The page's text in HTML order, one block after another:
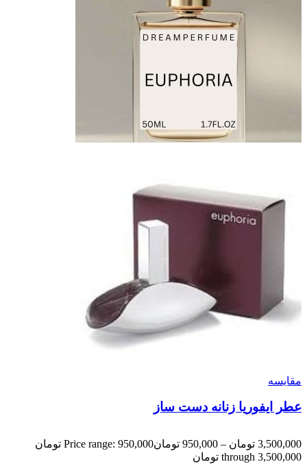
مقایسه
عطر ایفوریا زنانه دست ساز
3,500,000 تومان –
950,000 تومان
Price range: 950,000 تومان
through 3,500,000 تومان